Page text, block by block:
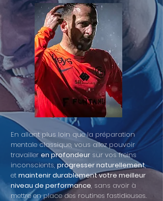
​En allant plus loin que la préparation
mentale classique, vous allez pouvoir
travailler en profondeur sur vos freins
inconscients, progresser naturellement,
et maintenir durablement votre meilleur
niveau de performance, sans avoir à
mettre en place des routines fastidieuses.